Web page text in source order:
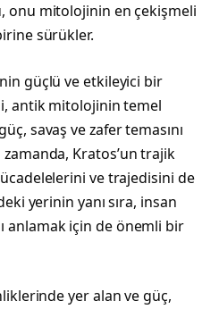
onu mitolojinin en çekişmeli
sürükler.
güçlü ve etkileyici bir
antik mitolojinin temel
savaş ve zafer temasını
Kratos’un trajik
ve trajedisini de
yerinin yanı sıra, insan
anlamak için de önemli bir
yer alan ve güç,